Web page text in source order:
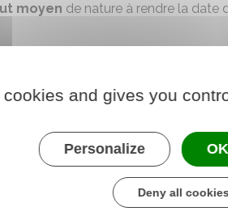
moyen de nature à rendre la date
émargement ou récépissé
(anciennement acte d'huissier)
and gives you
Personalize
Deny all cookies